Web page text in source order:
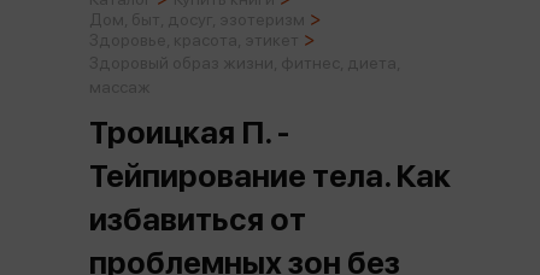
Троицкая П. -
Тейпирование тела. Как
избавиться от
проблемных зон без